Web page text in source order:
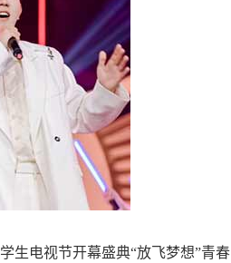
生电视节开幕盛典“放飞梦想”青春